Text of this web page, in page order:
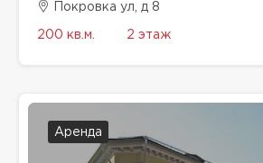
Покровка ул, д 8
200 кв.м. 2 этаж
Аренда